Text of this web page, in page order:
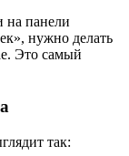
на панели
нужно делать
Это самый
так: